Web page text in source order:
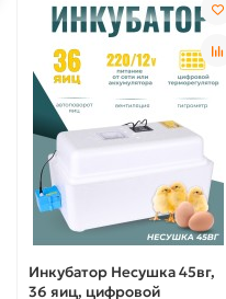
Инкубатор Несушка 45вг,
36 яиц, цифровой